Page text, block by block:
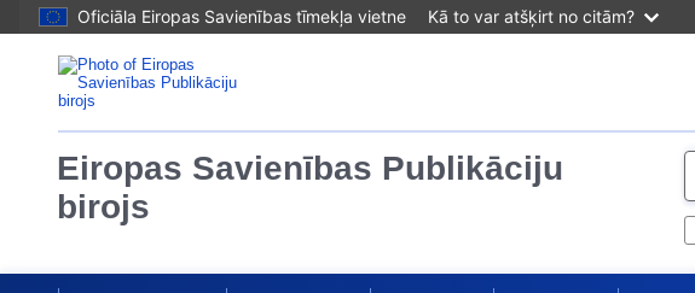
Oficiāla Eiropas Savienības tīmekļa vietne Kā to var atšķirt no citām?
Eiropas Savienības Publikāciju
birojs
e